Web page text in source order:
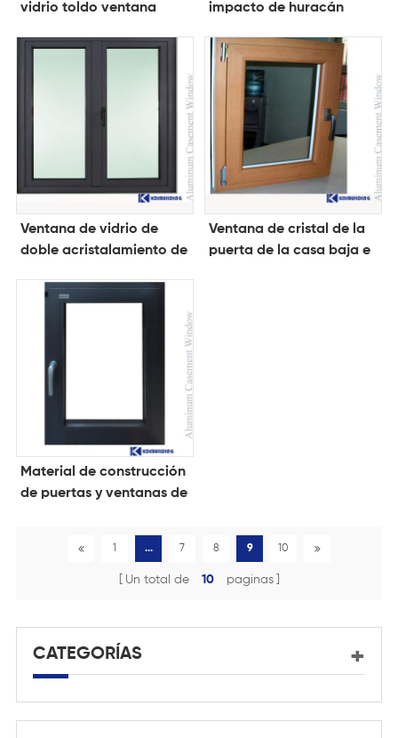
vidrio toldo ventana
impacto de huracán
Ventana de vidrio de
doble acristalamiento de
aislamiento
Ventana de cristal de la
puerta de la casa baja e
Material de construcción
de puertas y ventanas de
1 ... 7 8 9 10
Un total de 10 paginas
CATEGORÍAS